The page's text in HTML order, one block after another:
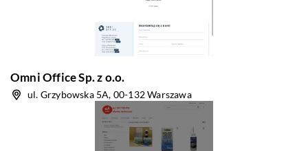
Omni Office Sp. z o.o.
ul. Grzybowska 5A, 00-132 Warszawa